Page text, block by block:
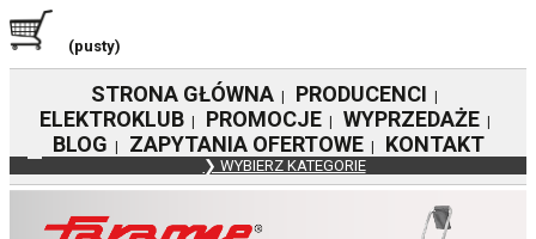
(pusty)
STRONA GŁÓWNA PRODUCENCI
ELEKTROKLUB| PROMOCJE| WYPRZEDAŻE|
BLOG ZAPYTANIA OFERTOWE| KONTAKT
❯ WYBIERZ KATEGORIE